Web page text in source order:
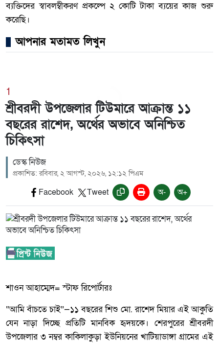
ব্যক্তিদের স্বাবলম্বীকরণ প্রকল্পে ২ কোটি টাকা ব্যয়ের কাজ শুরু
করেছি।
আপনার মতামত লিখুন
1
শ্রীবরদী উপজেলার টিউমারে আক্রান্ত ১১
বছরের রাশেদ, অর্থের অভাবে অনিশ্চিত
চিকিৎসা
ডেস্ক নিউজ
প্রকাশিত: রবিবার, ২ আগস্ট, ২০২৬, ১২:১২ পিএম
Facebook Tweet অ- অ+
শাওন আহাম্মেদ= স্টাফ রিপোর্টারঃ
“আমি বাঁচতে চাই”—১১ বছরের শিশু মো. রাশেদ মিয়ার এই আকুতি
যেন নাড়া দিচ্ছে প্রতিটি মানবিক হৃদয়কে। শেরপুরের শ্রীবরদী
উপজেলার ৩ নম্বর কাকিলাকুড়া ইউনিয়নের খাটিয়াডাঙ্গা গ্রামের এই